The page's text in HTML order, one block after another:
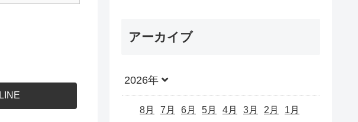
LINE
アーカイブ
2026年
8月 7月 6月 5月 4月 3月 2月 1月